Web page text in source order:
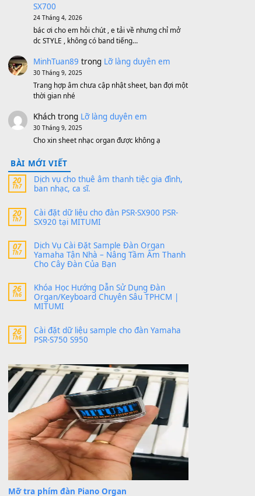
– Sample MITUMI V1 Cho Đàn Yamaha
S750, S950
11 Tháng 7, 2026
https://vietkeyboard.vn/bo-du-lieu-sample-
mitumi-cho-dan-psr-sx900-psr-sx700/
thaibaoduong68trongBộ dữ liệu Sample
MITUMI cho Đàn PSR-SX900 và PSR-
24 Tháng 4, 2026
Có giữ liệu 720 ko tuân e xin với ạ
thaitoanorg
MITUMI cho Đàn PSR-SX900 và PSR-
SX700
bác ơi cho em hỏi chút , e tải về nhưng chỉ mở
dc STYLE , không có band tiếng…
MinhTuan89trongLỡ làng duyên em
30 Tháng 9, 2025
Trang hợp âm chưa cập nhật sheet, bạn đợi một
thời gian nhé
Kháchtrong
Cho xin sheet nhạc organ được không ạ
20
Th7
Dịch vụ cho thuê âm thanh tiệc gia đình,
ban nhạc, ca sĩ.
20
Cài đặt dữ liệu cho đàn PSR-SX900 PSR-
SX920 tại MITUMI
Dịch Vụ Cài Đặt Sample Đàn Organ
Yamaha Tận Nhà – Nâng Tầm Âm Thanh
Cho Cây Đàn Của Bạn